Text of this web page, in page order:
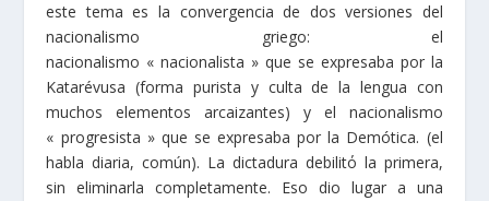
este tema es la convergencia de dos versiones del
nacionalismo griego: el
nacionalismo « nacionalista » que se expresaba por la
Katarévusa (forma purista y culta de la lengua con
muchos elementos arcaizantes) y el nacionalismo
« progresista » que se expresaba por la Demótica. (el
habla diaria, común). La dictadura debilitό la primera,
sin eliminarla completamente. Eso dio lugar a una